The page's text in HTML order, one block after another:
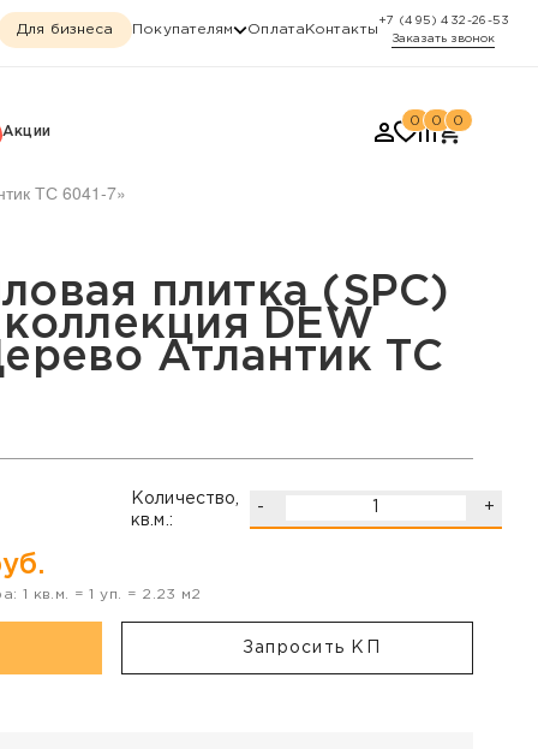
Для бизнеса Покупателям Оплата Контакты
+7 (495) 432-26-53
Заказать звонок
Акции
0 0 0
ТС 6041-7»
DEW Дерево,
плитка (SPC)
DEW
Атлантик ТС
Количество,
кв.м.:
- +
1 кв.м. =1 уп. = 2.23 м2
Запросить КП